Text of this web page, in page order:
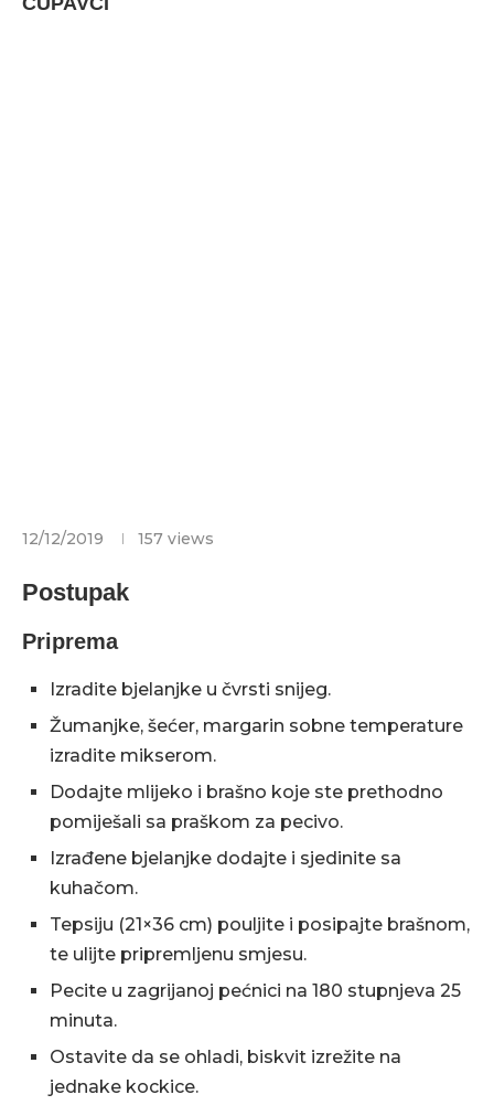
12/12/2019 157 views
Postupak
Priprema
Izradite bjelanjke u čvrsti snijeg.
Žumanjke, šećer, margarin sobne temperature
izradite mikserom.
Dodajte mlijeko i brašno koje ste prethodno
pomiješali sa praškom za pecivo.
Izrađene bjelanjke dodajte i sjedinite sa
kuhačom.
Tepsiju (21×36 cm) pouljite i posipajte brašnom,
te ulijte pripremljenu smjesu.
Pecite u zagrijanoj pećnici na 180 stupnjeva 25
minuta.
Ostavite da se ohladi, biskvit izrežite na
jednake kockice.